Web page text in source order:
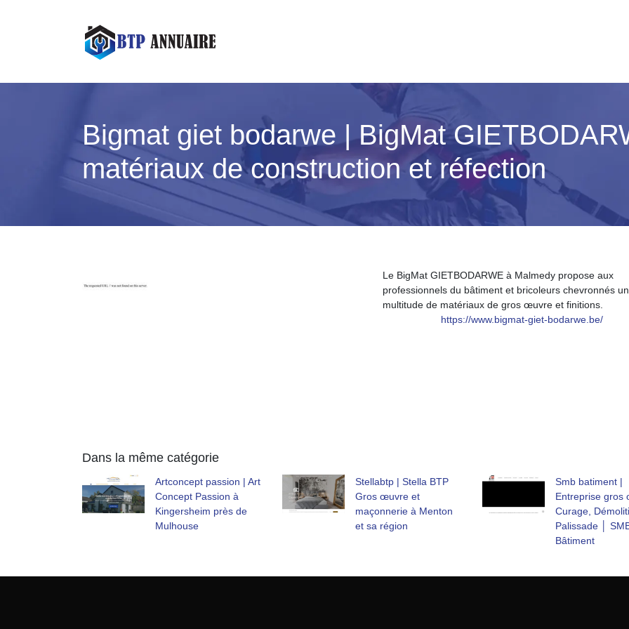
Bigmat giet bodarwe | BigMat
matériaux de construction et réfection
Le BigMat GIETBODARWE à Malmedy propose aux
professionnels du bâtiment et bricoleurs chevronnés
multitude de matériaux de gros œuvre et finitions.
https://www.bigmat-giet-bodarwe.be/
Dans la même catégorie
Artconcept passion | Art
Concept Passion à
Kingersheim près de
Mulhouse
Stellabtp | Stella BTP
Gros œuvre et
maçonnerie à Menton
et sa région
Smb batiment |
Entreprise gros
Curage,
Palissade │
Bâtiment